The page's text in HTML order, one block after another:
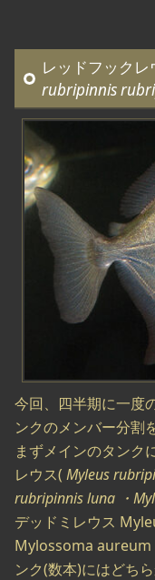
レッドフック
rubripinnis
今回、四半期に一度
ンクのメンバー分割
まずメインのタンク
レウス( Myleus
rubripinnis luna ・
デッドミレウス
Mylossoma aureum
ンク(数本)にはどち